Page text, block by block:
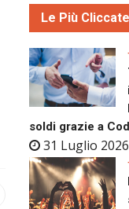
Le Più Cliccate
soldi grazie a
31 Luglio 2026